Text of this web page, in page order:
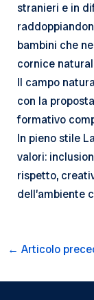
stranieri e in
bambini che
cornice
Il campo
con la
formativo
In pieno stile
valori:
rispetto,
dell’ambiente
Navigazione
← Articolo